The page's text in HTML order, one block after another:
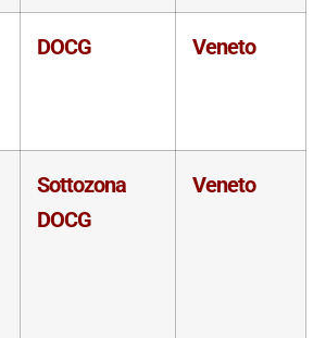
DOCG Veneto
Sottozona
DOCG
Veneto